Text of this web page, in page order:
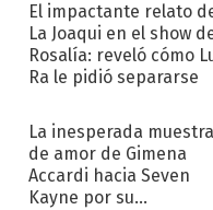
El impactante relato
La Joaqui en el show
Rosalía: reveló cómo
Ra le pidió separarse
La inesperada muestra
de amor de Gimena
Accardi hacia Seven
Kayne por su